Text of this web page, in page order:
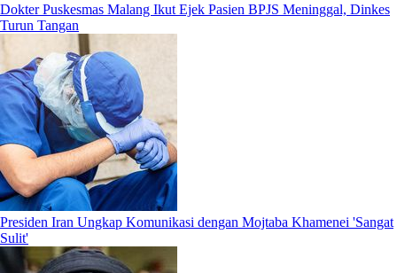
Dokter Puskesmas Malang Ikut Ejek Pasien BPJS Meninggal, Dinkes
Turun Tangan
Presiden Iran Ungkap Komunikasi dengan Mojtaba Khamenei 'Sangat
Sulit'